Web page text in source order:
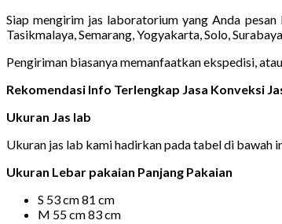
Siap mengirim jas laboratorium yang Anda pesan
Tasikmalaya, Semarang, Yogyakarta, Solo,
Pengiriman biasanya memanfaatkan ekspedisi,
Rekomendasi Info Terlengkap Jasa Konveksi
Ukuran Jas lab
Ukuran jas lab kami hadirkan pada tabel di bawah
Ukuran Lebar pakaian Panjang Pakaian
S 53 cm 81 cm
M 55 cm 83 cm